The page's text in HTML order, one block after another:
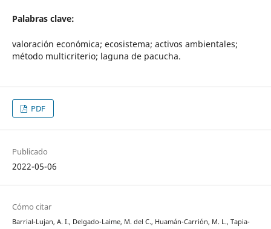
Palabras clave:
valoración económica; ecosistema; activos ambientales;
método multicriterio; laguna de pacucha.
PDF
Publicado
2022-05-06
Cómo citar
Barrial-Lujan, A. I., Delgado-Laime, M. del C., Huamán-Carrión, M. L., Tapia-